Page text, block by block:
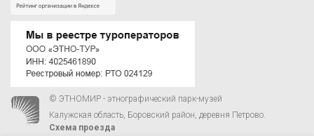
© ЭТНОМИР - этнографический парк-музей
Калужская область, Боровский район, деревня Петрово.
Схема проезда